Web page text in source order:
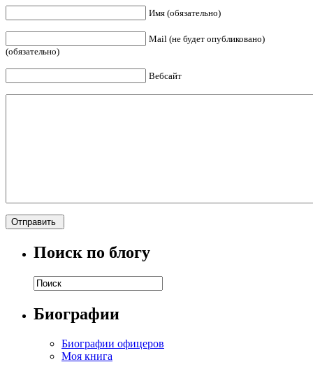
Имя (обязательно)
Mail (не будет опубликовано)
(обязательно)
Вебсайт
Поиск по блогу
Биографии
Биографии офицеров
Моя книга